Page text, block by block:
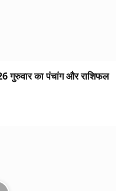
का पंचांग और राशिफल